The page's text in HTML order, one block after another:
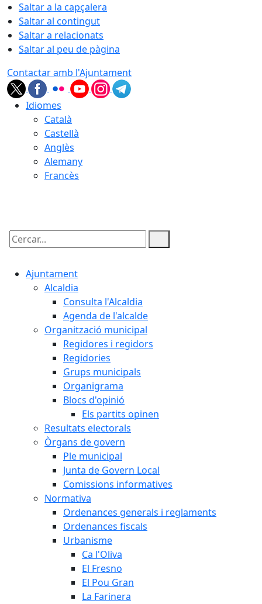
Saltar a la capçalera
Saltar al contingut
Saltar a relacionats
Saltar al peu de pàgina
Contactar amb l'Ajuntament
Idiomes
Català
Castellà
Anglès
Alemany
Francès
Cercar:
Ajuntament
Alcaldia
Consulta l'Alcaldia
Agenda de l'alcalde
Organització municipal
Regidores i regidors
Regidories
Grups municipals
Organigrama
Blocs d'opinió
Els partits opinen
Resultats electorals
Òrgans de govern
Ple municipal
Junta de Govern Local
Comissions informatives
Normativa
Ordenances generals i reglaments
Ordenances fiscals
Urbanisme
Ca l'Oliva
El Fresno
El Pou Gran
La Farinera